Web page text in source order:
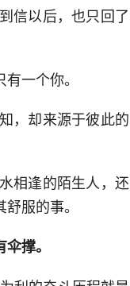
信以后，也只回了
一个你。
，却来源于彼此的
相逢的陌生人，还
服的事。
撑。